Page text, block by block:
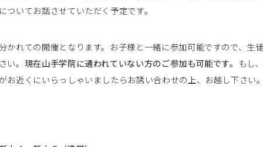
ついてお話させていただく予定です。
かれての開催となります。お子様と一緒に参加可能ですので、生
い。 現在山手学院に通われていない方のご参加も可能です。 もし
お近くにいらっしゃいましたらお誘い合わせの上、お越し下さい。